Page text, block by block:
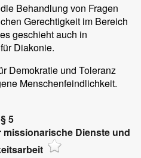
Behandlung von Fragen
Gerechtigkeit im Bereich
geschieht auch in
Diakonie.
Demokratie und Toleranz
Menschenfeindlichkeit.
§ 5
missionarische Dienste und